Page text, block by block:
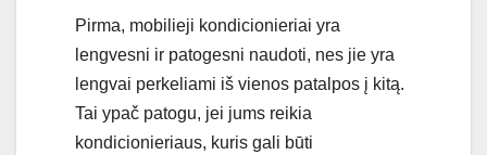
Pirma, mobilieji kondicionieriai yra
lengvesni ir patogesni naudoti, nes jie yra
lengvai perkeliami iš vienos patalpos į kitą.
Tai ypač patogu, jei jums reikia
kondicionieriaus, kuris gali būti